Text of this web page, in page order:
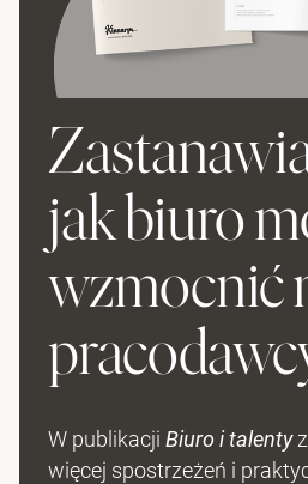
jak biuro
wzmocnić
W publikacji Biuro i talenty
więcej spostrzeżeń i